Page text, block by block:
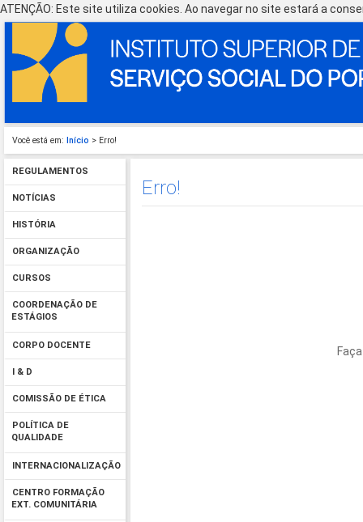
ATENÇÃO: Este site utiliza cookies. Ao navegar no site estará a
Você está em: Início > Erro!
REGULAMENTOS
NOTÍCIAS
HISTÓRIA
ORGANIZAÇÃO
CURSOS
COORDENAÇÃO DE
ESTÁGIOS
CORPO DOCENTE
I & D
COMISSÃO DE ÉTICA
POLÍTICA DE
QUALIDADE
INTERNACIONALIZAÇÃO
CENTRO FORMAÇÃO
EXT. COMUNITÁRIA
Erro!